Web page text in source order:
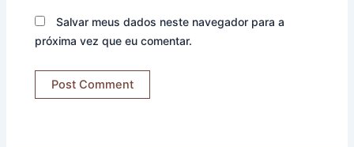
Salvar meus dados neste navegador para a
próxima vez que eu comentar.